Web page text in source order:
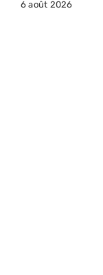
6 août 2026